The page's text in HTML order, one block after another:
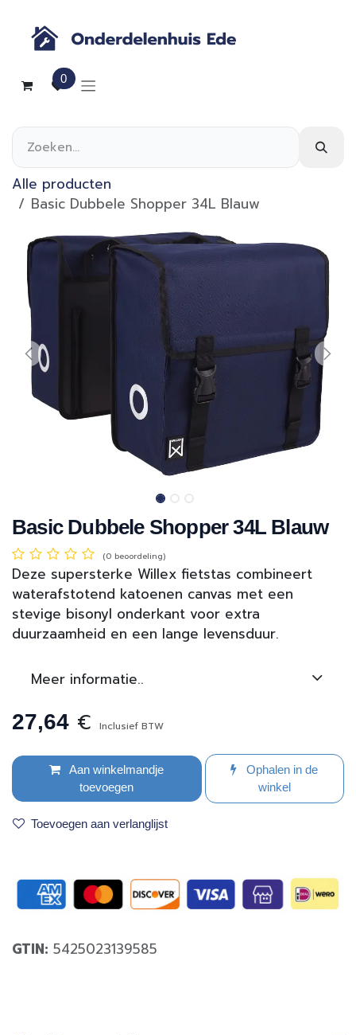
0
Alle producten
Basic Dubbele Shopper 34L Blauw
Basic Dubbele Shopper 34L Blauw
(0 beoordeling)
Deze supersterke Willex fietstas combineert
waterafstotend katoenen canvas met een
stevige bisonyl onderkant voor extra
duurzaamheid en een lange levensduur.
Meer informatie..
27,64 € Inclusief BTW
Aan winkelmandje
toevoegen
Ophalen in de
winkel
Toevoegen aan verlanglijst
GTIN: 5425023139585